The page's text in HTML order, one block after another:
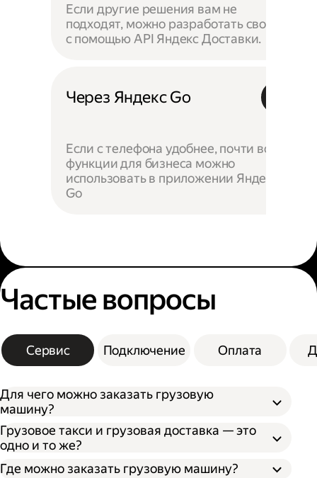
Если другие решения вам не
подходят, можно разработать своё —
с помощью API Яндекс Доставки.
Через Яндекс Go
Если с телефона удобнее, почти все
функции для бизнеса можно
использовать в приложении Яндекс
Go
Частые вопросы
Сервис Подключение Оплата
Для чего можно заказать грузовую
машину?
Грузовое такси и грузовая доставка — это
одно и то же?
Где можно заказать грузовую машину?